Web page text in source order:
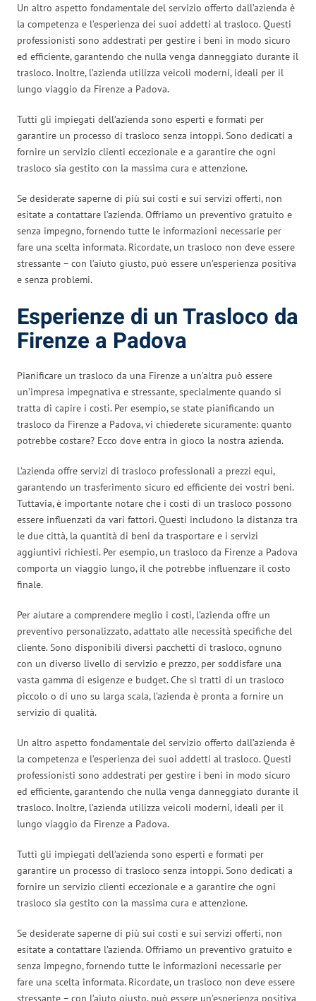
Un altro aspetto fondamentale del servizio offerto dall’azienda è
la competenza e l’esperienza dei suoi addetti al trasloco. Questi
professionisti sono addestrati per gestire i beni in modo sicuro
ed efficiente, garantendo che nulla venga danneggiato durante il
trasloco. Inoltre, l’azienda utilizza veicoli moderni, ideali per il
lungo viaggio da Firenze a Padova.
Tutti gli impiegati dell’azienda sono esperti e formati per
garantire un processo di trasloco senza intoppi. Sono dedicati a
fornire un servizio clienti eccezionale e a garantire che ogni
trasloco sia gestito con la massima cura e attenzione.
Se desiderate saperne di più sui costi e sui servizi offerti, non
esitate a contattare l’azienda. Offriamo un preventivo gratuito e
senza impegno, fornendo tutte le informazioni necessarie per
fare una scelta informata. Ricordate, un trasloco non deve essere
stressante – con l’aiuto giusto, può essere un’esperienza positiva
e senza problemi.
Esperienze di un Trasloco da
Firenze a Padova
Pianificare un trasloco da una Firenze a un’altra può essere
un’impresa impegnativa e stressante, specialmente quando si
tratta di capire i costi. Per esempio, se state pianificando un
trasloco da Firenze a Padova, vi chiederete sicuramente: quanto
potrebbe costare? Ecco dove entra in gioco la nostra azienda.
L’azienda offre servizi di trasloco professionali a prezzi equi,
garantendo un trasferimento sicuro ed efficiente dei vostri beni.
Tuttavia, è importante notare che i costi di un trasloco possono
essere influenzati da vari fattori. Questi includono la distanza tra
le due città, la quantità di beni da trasportare e i servizi
aggiuntivi richiesti. Per esempio, un trasloco da Firenze a Padova
comporta un viaggio lungo, il che potrebbe influenzare il costo
finale.
Per aiutare a comprendere meglio i costi, l’azienda offre un
preventivo personalizzato, adattato alle necessità specifiche del
cliente. Sono disponibili diversi pacchetti di trasloco, ognuno
con un diverso livello di servizio e prezzo, per soddisfare una
vasta gamma di esigenze e budget. Che si tratti di un trasloco
piccolo o di uno su larga scala, l’azienda è pronta a fornire un
servizio di qualità.
Un altro aspetto fondamentale del servizio offerto dall’azienda è
la competenza e l’esperienza dei suoi addetti al trasloco. Questi
professionisti sono addestrati per gestire i beni in modo sicuro
ed efficiente, garantendo che nulla venga danneggiato durante il
trasloco. Inoltre, l’azienda utilizza veicoli moderni, ideali per il
lungo viaggio da Firenze a Padova.
Tutti gli impiegati dell’azienda sono esperti e formati per
garantire un processo di trasloco senza intoppi. Sono dedicati a
fornire un servizio clienti eccezionale e a garantire che ogni
trasloco sia gestito con la massima cura e attenzione.
Se desiderate saperne di più sui costi e sui servizi offerti, non
esitate a contattare l’azienda. Offriamo un preventivo gratuito e
senza impegno, fornendo tutte le informazioni necessarie per
fare una scelta informata. Ricordate, un trasloco non deve essere
stressante – con l’aiuto giusto, può essere un’esperienza positiva